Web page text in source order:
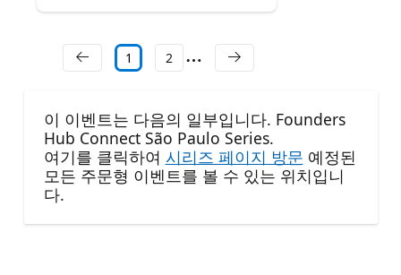
1 2
이 이벤트는 다음의 일부입니다. Founders
Hub Connect São Paulo Series.
여기를 클릭하여 시리즈 페이지 방문 예정된
모든 주문형 이벤트를 볼 수 있는 위치입니
다.